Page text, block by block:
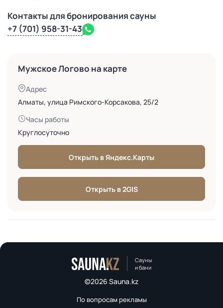
Контакты для бронирования сауны
+7 (701) 958-31-43
Мужское Логово на карте
Адрес
Алматы, улица Римского-Корсакова, 25/2
Часы работы
Круглосуточно
Открыть в Яндекс.Карты
Открыть в 2GIS
Сауны
и бани
©2026 Sauna.kz
По вопросам рекламы